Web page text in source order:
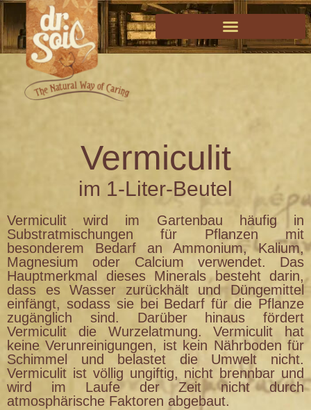
Vermiculit
im 1-Liter-Beutel
Vermiculit wird im Gartenbau häufig in
Substratmischungen für Pflanzen mit
besonderem Bedarf an Ammonium, Kalium,
Magnesium oder Calcium verwendet. Das
Hauptmerkmal dieses Minerals besteht darin,
dass es Wasser zurückhält und Düngemittel
einfängt, sodass sie bei Bedarf für die Pflanze
zugänglich sind. Darüber hinaus fördert
Vermiculit die Wurzelatmung. Vermiculit hat
keine Verunreinigungen, ist kein Nährboden für
Schimmel und belastet die Umwelt nicht.
Vermiculit ist völlig ungiftig, nicht brennbar und
wird im Laufe der Zeit nicht durch
atmosphärische Faktoren abgebaut.